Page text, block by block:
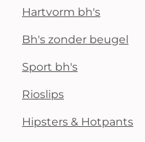
Hartvorm bh's
Bh's zonder beugel
Sport bh's
Rioslips
Hipsters & Hotpants